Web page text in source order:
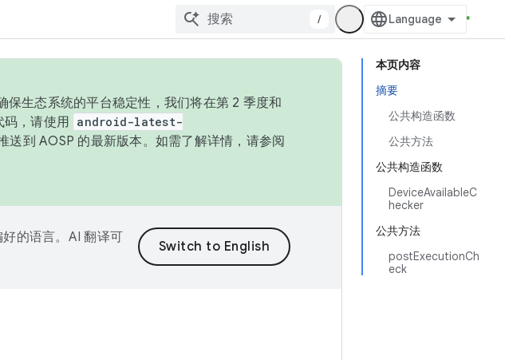
/
本页内容
摘要
公共构造函数
公共方法
公共构造函数
DeviceAvailableC
hecker
公共方法
postExecutionCh
eck
生态系统的平台稳定性，我们将在第 2 季度和
码，请使用 android-latest-
送到 AOSP 的最新版本。如需了解详情，请参阅
的语言。AI 翻译可